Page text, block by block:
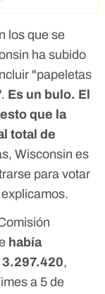
los que se
ha subido
"papeletas
Es un bulo. El
que la
total de
Wisconsin es
para votar
había
,
a 5 de